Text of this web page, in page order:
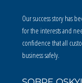
Our success story has
for the interests and
confidence that all
business safely.